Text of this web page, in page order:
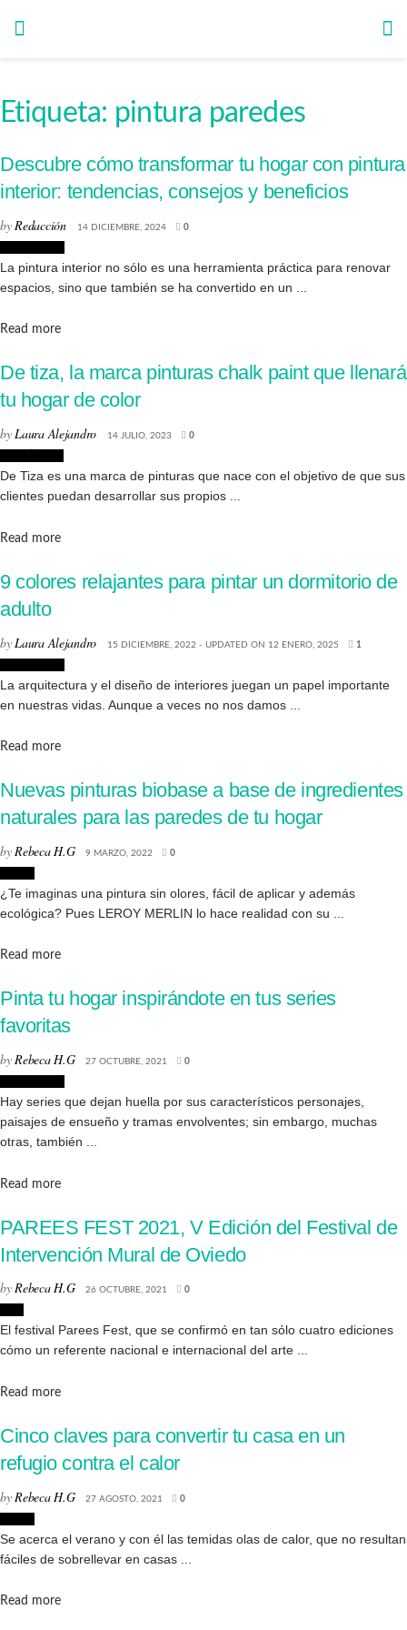
Etiqueta: pintura paredes
Descubre cómo transformar tu hogar con pintura
interior: tendencias, consejos y beneficios
byRedacción 14 DICIEMBRE, 2024 0
La pintura interior no sólo es una herramienta práctica para renovar
espacios, sino que también se ha convertido en un ...
Read moreDetails
De tiza, la marca pinturas chalk paint que llenará
tu hogar de color
byLaura Alejandro 14 JULIO, 2023 0
De Tiza es una marca de pinturas que nace con el objetivo de que sus
clientes puedan desarrollar sus propios ...
Read moreDetails
9 colores relajantes para pintar un dormitorio de
adulto
by Laura Alejandro 15 DICIEMBRE, 2022 - UPDATED ON 12 ENERO, 2025 1
La arquitectura y el diseño de interiores juegan un papel importante
en nuestras vidas. Aunque a veces no nos damos ...
Read moreDetails
Nuevas pinturas biobase a base de ingredientes
naturales para las paredes de tu hogar
byRebeca H.G 9 MARZO, 2022 0
¿Te imaginas una pintura sin olores, fácil de aplicar y además
ecológica? Pues LEROY MERLIN lo hace realidad con su ...
Read moreDetails
Pinta tu hogar inspirándote en tus series
favoritas
byRebeca H.G 27 OCTUBRE, 2021 0
Hay series que dejan huella por sus característicos personajes,
paisajes de ensueño y tramas envolventes; sin embargo, muchas
otras, también ...
Read moreDetails
PAREES FEST 2021, V Edición del Festival de
Intervención Mural de Oviedo
byRebeca H.G 26 OCTUBRE, 2021 0
El festival Parees Fest, que se confirmó en tan sólo cuatro ediciones
cómo un referente nacional e internacional del arte ...
Read moreDetails
Cinco claves para convertir tu casa en un
refugio contra el calor
by Rebeca H.G 27 AGOSTO, 2021 0
Se acerca el verano y con él las temidas olas de calor, que no resultan
fáciles de sobrellevar en casas ...
Read moreDetails